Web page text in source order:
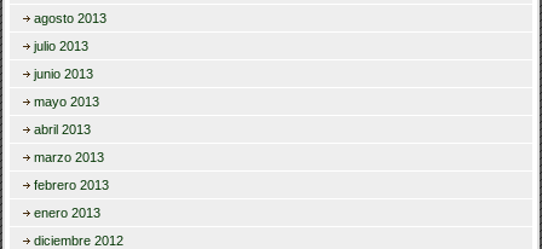
agosto 2013
julio 2013
junio 2013
mayo 2013
abril 2013
marzo 2013
febrero 2013
enero 2013
diciembre 2012